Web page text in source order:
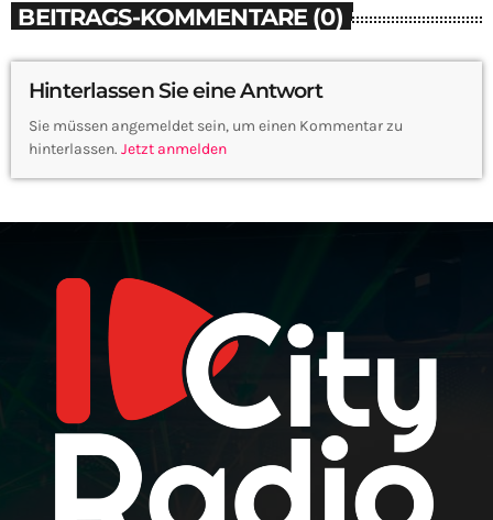
BEITRAGS-KOMMENTARE (0)
Hinterlassen Sie eine Antwort
Sie müssen angemeldet sein, um einen Kommentar zu
hinterlassen. Jetzt anmelden